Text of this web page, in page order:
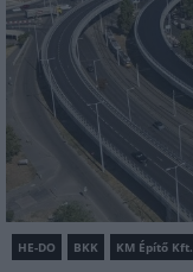
HE-DO BKK KM Építő Kft.